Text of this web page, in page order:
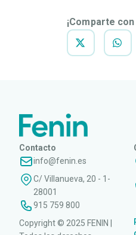
¡Comparte
Contacto
info@fenin.es
C/ Villanueva, 20 - 1-
28001
915 759 800
Copyright © 2025 FENIN |